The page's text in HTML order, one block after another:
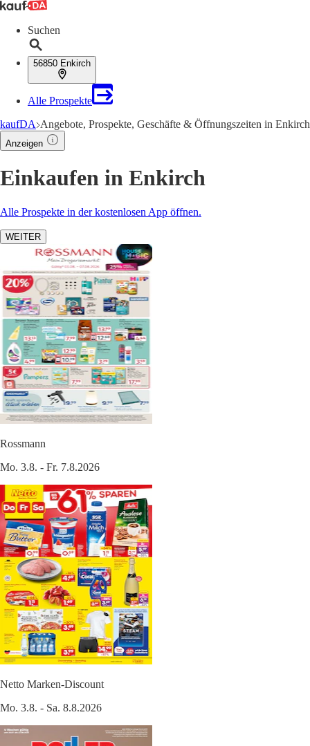
Suchen
56850 Enkirch
Alle Prospekte
kaufDA Angebote, Prospekte, Geschäfte & Öffnungszeiten in Enkirch
Anzeigen
Einkaufen in Enkirch
Alle Prospekte in der kostenlosen App öffnen.
WEITER
Rossmann
Mo. 3.8. - Fr. 7.8.2026
Netto Marken-Discount
Mo. 3.8. - Sa. 8.8.2026